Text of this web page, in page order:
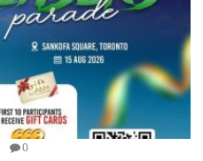
0